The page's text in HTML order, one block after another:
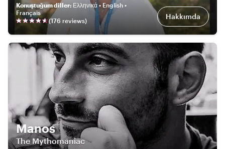
Konuştuğum diller: Ελληνικά • English •
Français
(176 reviews) Hakkımda
Manos
The Mythomaniac